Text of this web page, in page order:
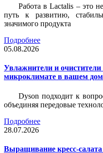
Работа в Lactalis – это
путь к развитию,
значимого продукта
Подробнее
05.08.2026
Увлажнители и очистители
микроклимате в вашем
Dyson подходит к
объединяя передовые
Подробнее
28.07.2026
Выращивание кресс-